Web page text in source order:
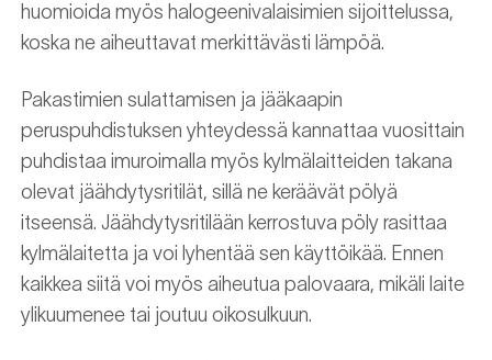
huomioida myös halogeenivalaisimien sijoittelussa,
koska ne aiheuttavat merkittävästi lämpöä.
Pakastimien sulattamisen ja jääkaapin
peruspuhdistuksen yhteydessä kannattaa vuosittain
puhdistaa imuroimalla myös kylmälaitteiden takana
olevat jäähdytysritilät, sillä ne keräävät pölyä
itseensä. Jäähdytysritilään kerrostuva pöly rasittaa
kylmälaitetta ja voi lyhentää sen käyttöikää. Ennen
kaikkea siitä voi myös aiheutua palovaara, mikäli laite
ylikuumenee tai joutuu oikosulkuun.